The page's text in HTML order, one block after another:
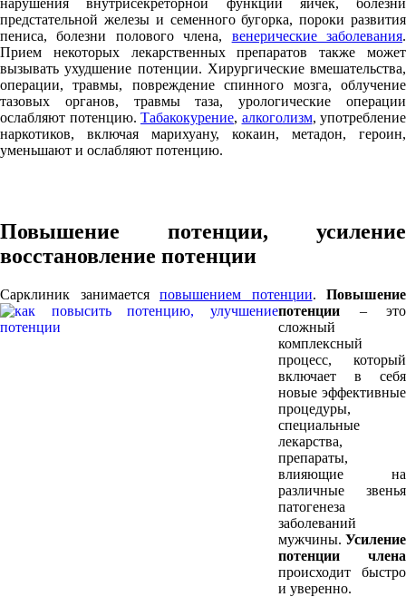
нарушения внутрисекреторной функции яичек, болезни
предстательной железы и семенного бугорка, пороки развития
пениса, болезни полового члена, венерические заболевания.
Прием некоторых лекарственных препаратов также может
вызывать ухудшение потенции. Хирургические вмешательства,
операции, травмы, повреждение спинного мозга, облучение
тазовых органов, травмы таза, урологические операции
ослабляют потенцию. Табакокурение, алкоголизм, употребление
наркотиков, включая марихуану, кокаин, метадон, героин,
уменьшают и ослабляют потенцию.
Повышение потенции, усиление
восстановление потенции
Сарклиник занимается повышением потенции. Повышение
потенции – это
сложный
комплексный
процесс, который
включает в себя
новые эффективные
процедуры,
специальные
лекарства,
препараты,
влияющие на
различные звенья
патогенеза
заболеваний
мужчины. Усиление
потенции члена
происходит быстро
и уверенно.